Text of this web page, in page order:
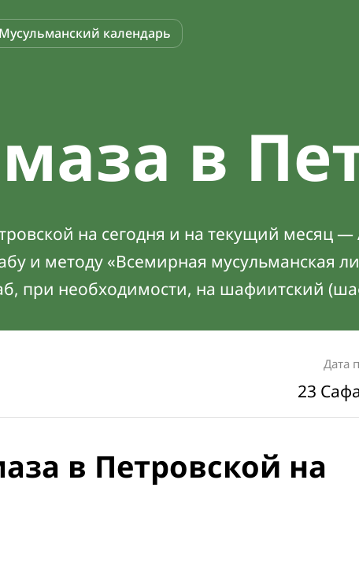
Мусульманский календарь
в
на сегодня и на текущий месяц —
и методу «Всемирная мусульманская
при необходимости, на шафиитский
Дата
23
в Петровской на